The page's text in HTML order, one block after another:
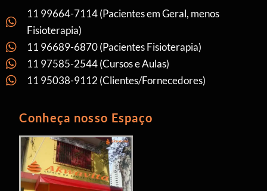
11 99664-7114 (Pacientes em Geral, menos
Fisioterapia)
11 96689-6870 (Pacientes Fisioterapia)
11 97585-2544 (Cursos e Aulas)
11 95038-9112 (Clientes/Fornecedores)
Conheça nosso Espaço